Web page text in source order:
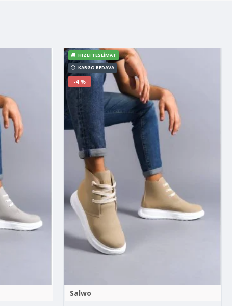
KARGO BEDAVA
HIZLI TESLIMAT
-4 %
Salwo